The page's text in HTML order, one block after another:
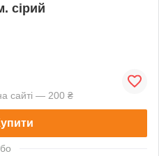
сірий
сайті — 200 ₴